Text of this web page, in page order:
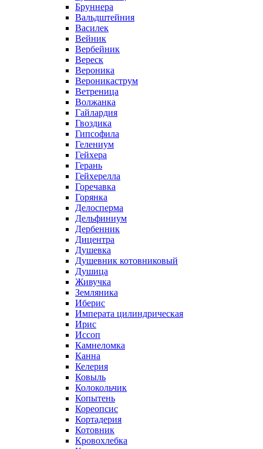
Бруннера
Вальдштейния
Василек
Вейник
Вербейник
Вереск
Вероника
Вероникаструм
Ветреница
Волжанка
Гайлардия
Гвоздика
Гипсофила
Гелениум
Гейхера
Герань
Гейхерелла
Горечавка
Горянка
Делосперма
Дельфиниум
Дербенник
Дицентра
Душевка
Душевник котовниковый
Душица
Живучка
Земляника
Иберис
Императа цилиндрическая
Ирис
Иссоп
Камнеломка
Канна
Келерия
Ковыль
Колокольчик
Копытень
Кореопсис
Кортадерия
Котовник
Кровохлебка